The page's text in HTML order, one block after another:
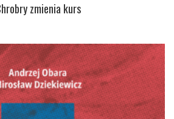
zmienia kurs